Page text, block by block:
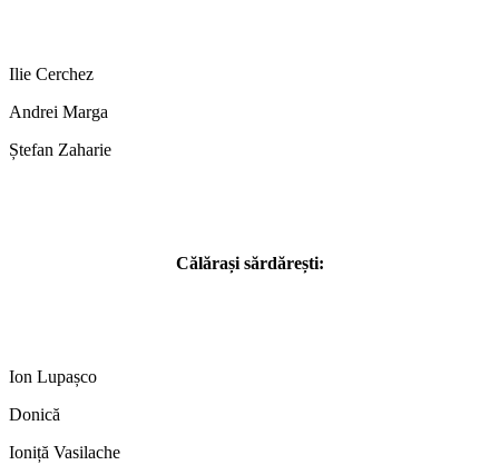
Ilie Cerchez
Andrei Marga
Ștefan Zaharie
Călărași sărdărești:
Ion Lupașco
Donică
Ioniță Vasilache